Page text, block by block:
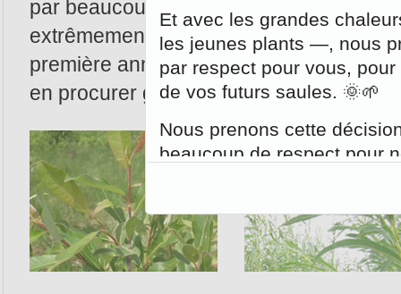
par beaucoup de soins. Le saule
extrêmement rapide et peut atteindre
première année. Il n'a jamais été aussi
en procurer grâce à Saules
Et avec les grandes
les jeunes plants —, nous
par respect pour vous,
de vos futurs saules. 🌞🌱
Nous prenons cette
beaucoup de respect pour
l’encontre des
reconnues.